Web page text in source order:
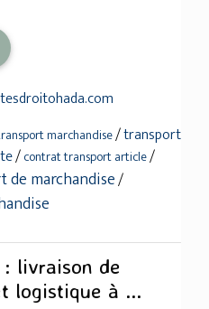
marchandise/transport
/contrat transport article/
marchandise/
: livraison de
logistique à ...